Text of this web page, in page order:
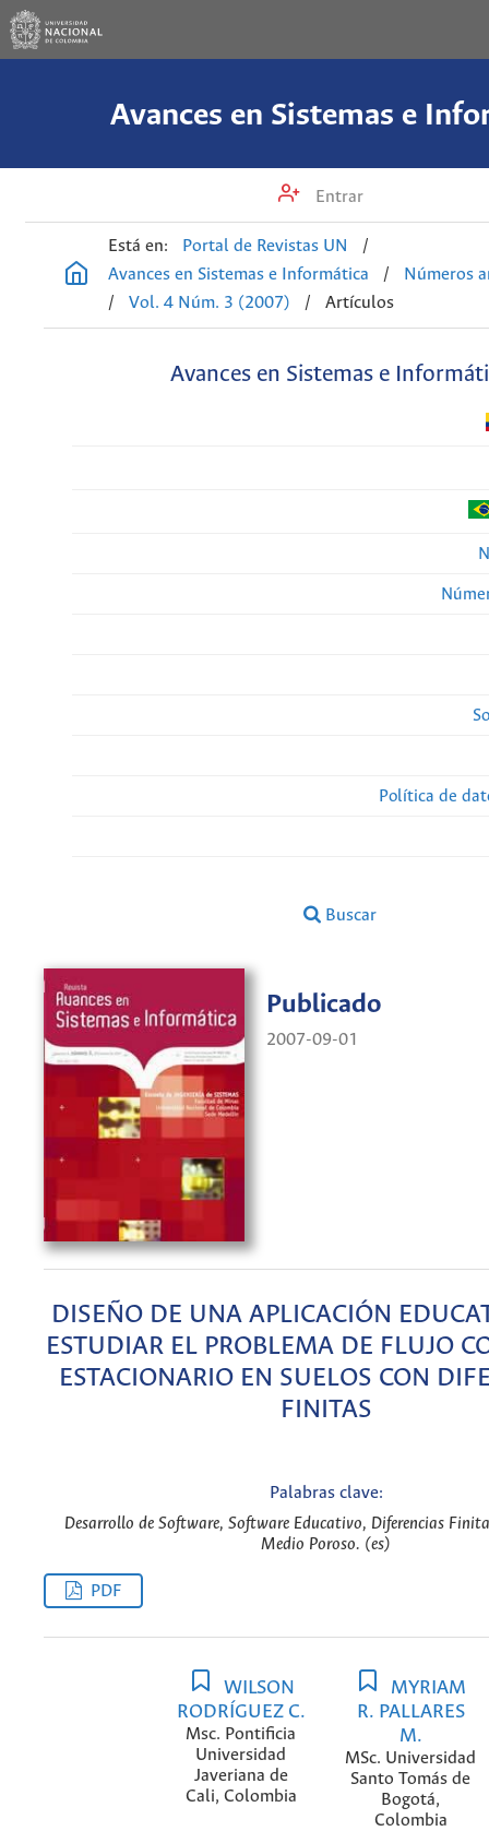
Avances en Sistemas e
Entrar
Está en: Portal de Revistas UN
/
Avances en Sistemas e Informática
/
Números
/
Vol. 4 Núm. 3 (2007) / Artículos
Avances en Sistemas e
Política de
Buscar
Publicado
2007-09-01
DISEÑO DE UNA APLICACIÓN
ESTUDIAR EL PROBLEMA DE FLUJO
ESTACIONARIO EN SUELOS CON
FINITAS
Palabras clave:
Desarrollo de Software, Software Educativo, Diferencias
Medio Poroso. (es)
PDF
WILSON
RODRÍGUEZ C.
Msc. Pontificia
Universidad
Javeriana de
Cali, Colombia
MYRIAM
R. PALLARES
M.
MSc. Universidad
Santo Tomás de
Bogotá,
Colombia